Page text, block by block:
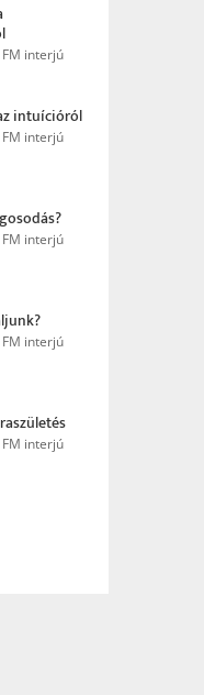
interjú
intuícióról
interjú
interjú
interjú
interjú